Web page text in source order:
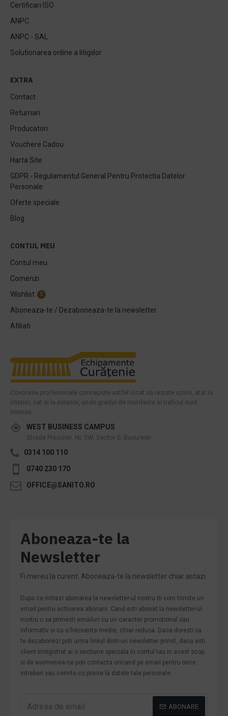
Certificari ISO
ANPC
ANPC - SAL
Solutionarea online a litigiilor
EXTRA
Contact
Returnari
Producatori
Vouchere Cadou
Harta Site
GDPR - Regulamentul General Pentru Protectia Datelor
Personale
Oferte speciale
Blog
CONTUL MEU
Contul meu
Comenzi
Wishlist
0
Aboneaza-te / Dezaboneaza-te la newsletter
Afiliati
Covorase profesionale concepute astfel incat sa reziste uzurii, atat la
interior, cat si la exterior, unde gradul de murdarire si traficul sunt
intense.
WEST BUSINESS CAMPUS
Strada Preciziei, Nr, 3W, Sector 6, Bucuresti
0314 100 110
0740 230 170
OFFICE@SANITO.RO
Aboneaza-te la
Newsletter
Fi mereu la curent. Aboneaza-te la newsletter chiar astazi.
Dupa ce initiezi abonarea la newsletter-ul nostru iti vom trimite un
email pentru activarea abonarii. Cand esti abonat la newsletter-ul
nostru o sa primesti emailuri cu un caracter promotional sau
informativ si cu o frecventa medie, chiar redusa. Daca doresti sa
te dezabonezi poti urma linkul dintr-un newsletter primit, daca esti
client inregistrat ai o sectiune speciala in contul tau in acest scop,
si de asemenea ne poti contacta oricand pe email pentru orice
intrebari sau cerinte cu privire la datele tale personale.
ABONARE